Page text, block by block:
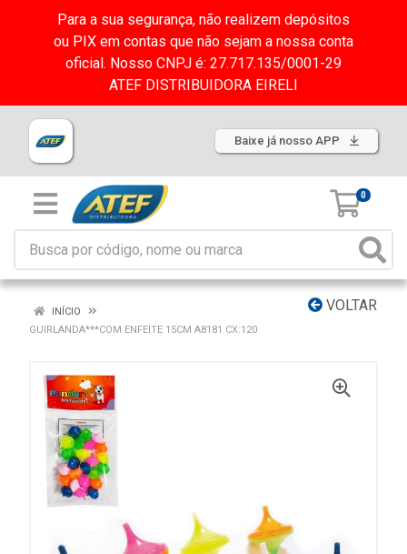
Para a sua segurança, não realizem depósitos
ou PIX em contas que não sejam a nossa conta
oficial. Nosso CNPJ é: 27.717.135/0001-29
ATEF DISTRIBUIDORA EIRELI
Baixe já nosso APP
0
VOLTAR
INÍCIO
GUIRLANDA***COM ENFEITE 15CM A8181 CX:120